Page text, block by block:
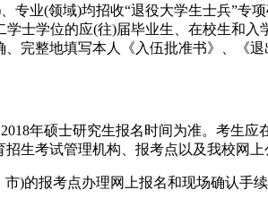
专业(领域)均招收“退役大学生士兵”
士学位的应(往)届毕业生、在校生和
完整地填写本人《入伍批准书》、《退
年硕士研究生报名时间为准。考生应
生考试管理机构、报考点以及我校网
)的报考点办理网上报名和现场确认